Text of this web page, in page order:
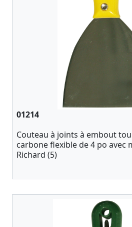
01214
Couteau à joints à embout
carbone flexible de 4 po avec
Richard (5)